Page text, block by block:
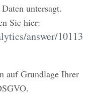
untersagt.
Sie hier:
answer/10113
auf Grundlage Ihrer